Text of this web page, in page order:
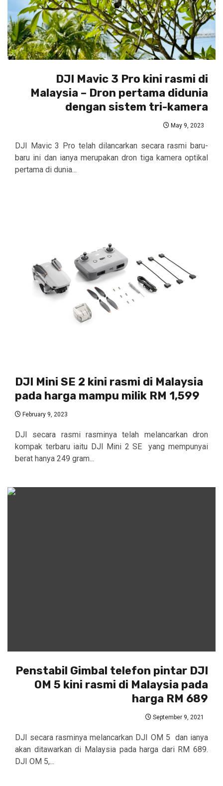
DJI Mavic 3 Pro kini rasmi di
Malaysia – Dron pertama didunia
dengan sistem tri-kamera
May 9, 2023
DJI Mavic 3 Pro telah dilancarkan secara rasmi baru-
baru ini dan ianya merupakan dron tiga kamera optikal
pertama di dunia...
DJI Mini SE 2 kini rasmi di Malaysia
pada harga mampu milik RM 1,599
February 9, 2023
DJI secara rasmi rasminya telah melancarkan dron
kompak terbaru iaitu DJI Mini 2 SE yang mempunyai
berat hanya 249 gram...
Penstabil Gimbal telefon pintar DJI
OM 5 kini rasmi di Malaysia pada
harga RM 689
September 9, 2021
DJI secara rasminya melancarkan DJI OM 5 dan ianya
akan ditawarkan di Malaysia pada harga dari RM 689.
DJI OM 5,...